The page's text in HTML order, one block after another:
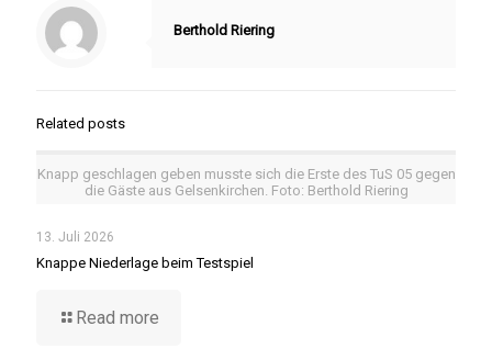
Berthold Riering
Related posts
Knapp geschlagen geben musste sich die Erste des TuS 05 gegen
die Gäste aus Gelsenkirchen. Foto: Berthold Riering
13. Juli 2026
Knappe Niederlage beim Testspiel
Read more